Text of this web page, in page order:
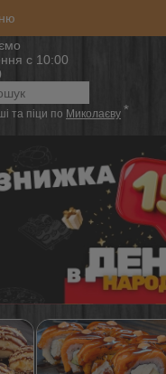
с 10:00
та піци по Миколаєву *